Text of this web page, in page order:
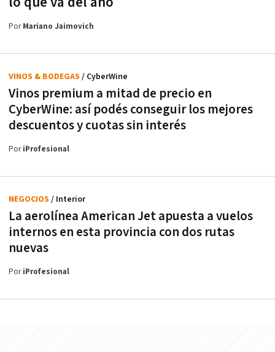
PorMariano Jaimovich
Vinos premium a mitad de precio en
CyberWine: así podés conseguir los mejores
descuentos y cuotas sin interés
VINOS & BODEGAS / CyberWine
PoriProfesional
La aerolínea American Jet apuesta a vuelos
internos en esta provincia con dos rutas
nuevas
NEGOCIOS / Interior
PoriProfesional